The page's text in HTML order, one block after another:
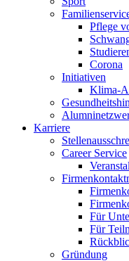
Pflege
Corona
Initiativen
Klima-
Karriere
Career Service
Für
Für
Gründung